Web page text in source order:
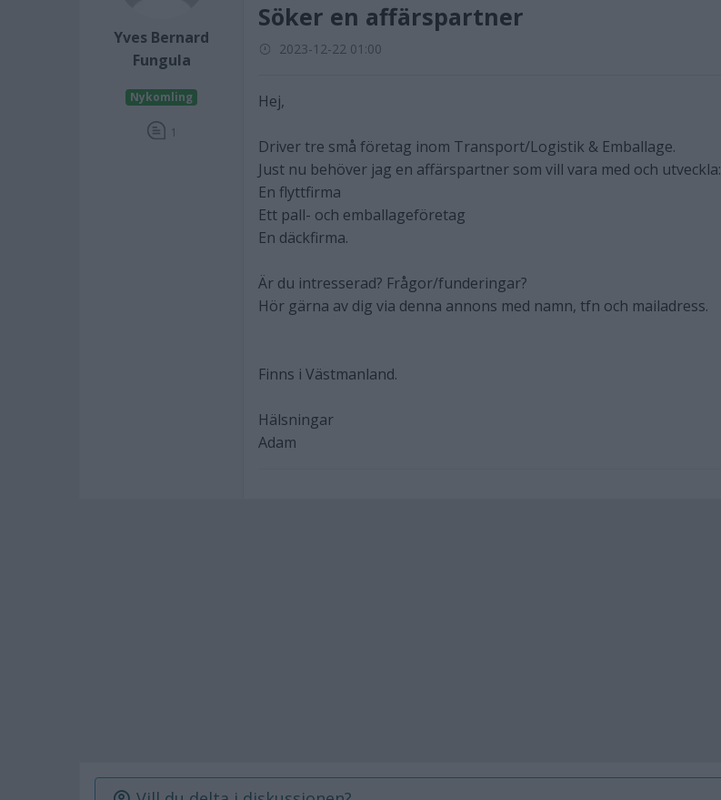
Yves Bernard
Fungula
Nykomling
1
Söker en affärspartner
2023-12-22 01:00
Hej,
Driver tre små företag inom Transport/Logistik & Emballage.
Just nu behöver jag en affärspartner som vill vara med och utveckla:
En flyttfirma
Ett pall- och emballageföretag
En däckfirma.
Är du intresserad? Frågor/funderingar?
Hör gärna av dig via denna annons med namn, tfn och mailadress.
Finns i Västmanland.
Hälsningar
Adam